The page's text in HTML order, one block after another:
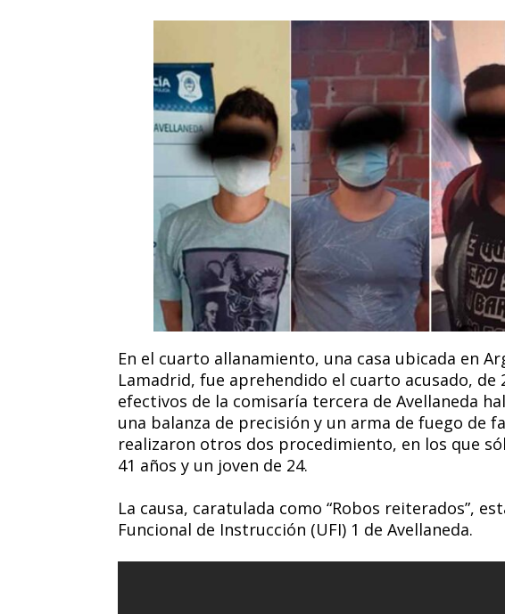
En el cuarto allanamiento, una casa ubicada en
Lamadrid, fue aprehendido el cuarto acusado, de
efectivos de la comisaría tercera de Avellaneda
una balanza de precisión y un arma de fuego de
realizaron otros dos procedimiento, en los que
41 años y un joven de 24.
La causa, caratulada como “Robos reiterados”,
Funcional de Instrucción (UFI) 1 de Avellaneda.